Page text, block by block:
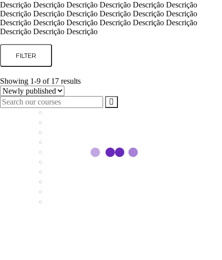
Descrição Descrição Descrição Descrição Descrição Descrição
Descrição Descrição Descrição Descrição Descrição Descrição
Descrição Descrição Descrição Descrição Descrição Descrição
Descrição Descrição Descrição
FILTER
Showing 1-9 of 17 results